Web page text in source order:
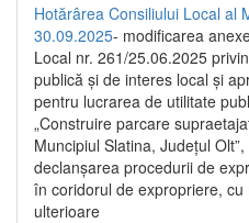
Hotărârea Consiliului Local al
30.09.2025- modificarea
Local nr. 261/25.06.2025
publică şi de interes local şi
pentru lucrarea de utilitate
„Construire parcare
Muncipiul Slatina, Judeţul
declanşarea procedurii de
în coridorul de expropriere,
ulterioare